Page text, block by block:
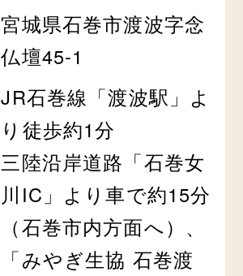
宮城県石巻市渡波字念
仏壇45-1
JR石巻線「渡波駅」よ
り徒歩約1分
三陸沿岸道路「石巻女
川IC」より車で約15分
（石巻市内方面へ）、
「みやぎ生協 石巻渡